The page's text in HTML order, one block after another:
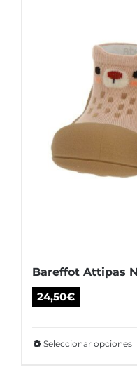
Bareffot Attipas
24,50€
Seleccionar opciones